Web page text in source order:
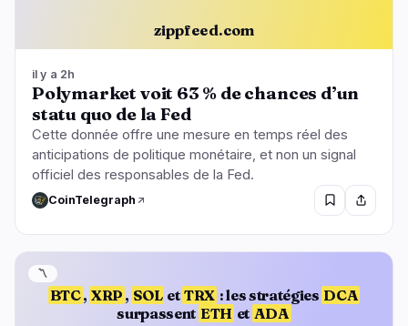
zippfeed.com
il y a 2h
Polymarket voit 63 % de chances d’un
statu quo de la Fed
Cette donnée offre une mesure en temps réel des
anticipations de politique monétaire, et non un signal
officiel des responsables de la Fed.
CoinTelegraph
BTC, XRP , SOL et TRX : les stratégies DCA
surpassent ETH et ADA
〽️